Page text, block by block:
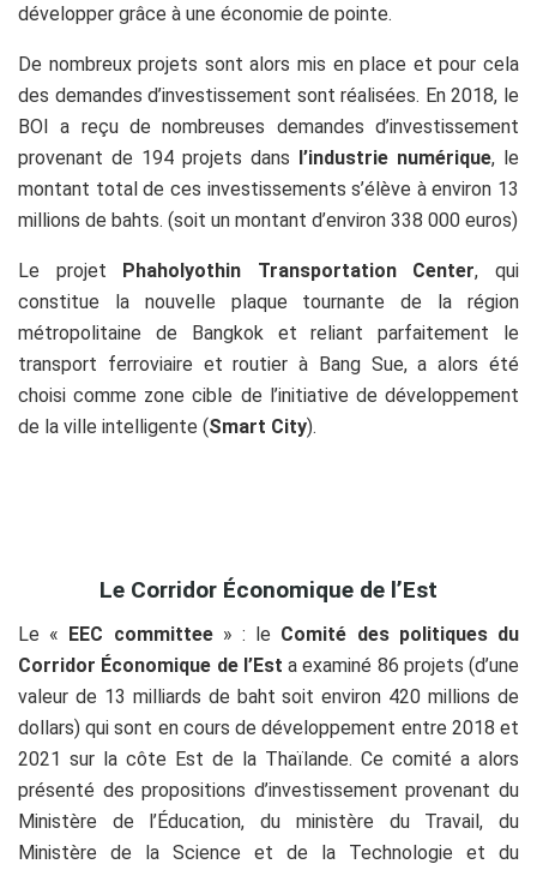
développer grâce à une économie de pointe.
De nombreux projets sont alors mis en place et pour cela
des demandes d’investissement sont réalisées. En 2018, le
BOI a reçu de nombreuses demandes d’investissement
provenant de 194 projets dans l’industrie numérique, le
montant total de ces investissements s’élève à environ 13
millions de bahts. (soit un montant d’environ 338 000 euros)
Le projet Phaholyothin Transportation Center, qui
constitue la nouvelle plaque tournante de la région
métropolitaine de Bangkok et reliant parfaitement le
transport ferroviaire et routier à Bang Sue, a alors été
choisi comme zone cible de l’initiative de développement
de la ville intelligente (Smart City).
Le Corridor Économique de l’Est
Le « EEC committee» : le Comité des politiques du
Corridor Économique de l’Est a examiné 86 projets (d’une
valeur de 13 milliards de baht soit environ 420 millions de
dollars) qui sont en cours de développement entre 2018 et
2021 sur la côte Est de la Thaïlande. Ce comité a alors
présenté des propositions d’investissement provenant du
Ministère de l’Éducation, du ministère du Travail, du
Ministère de la Science et de la Technologie et du